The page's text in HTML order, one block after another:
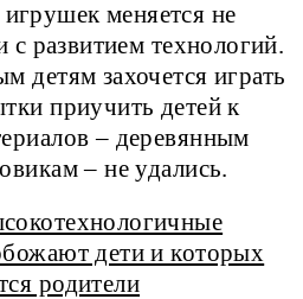
меняется не
с развитием технологий.
детям захочется играть
приучить детей к
– деревянным
– не удались.
дети и которых
родители